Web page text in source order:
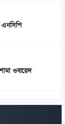
এনসিপি
ওবায়েদ
নাম